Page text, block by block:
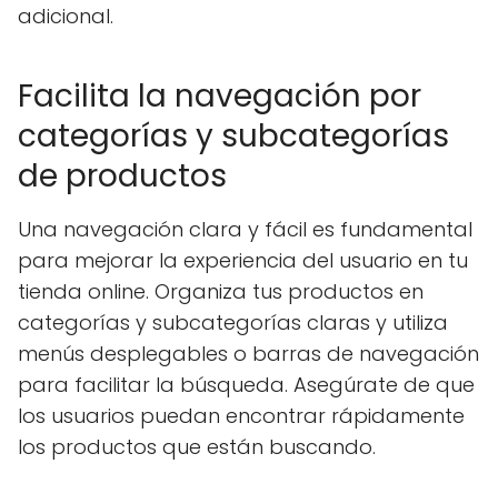
adicional.
Facilita la navegación por
categorías y subcategorías
de productos
Una navegación clara y fácil es fundamental
para mejorar la experiencia del usuario en tu
tienda online. Organiza tus productos en
categorías y subcategorías claras y utiliza
menús desplegables o barras de navegación
para facilitar la búsqueda. Asegúrate de que
los usuarios puedan encontrar rápidamente
los productos que están buscando.